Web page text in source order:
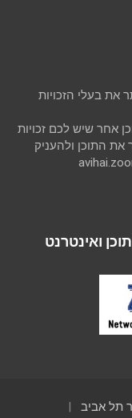
את בעלי הזכויות
אחר שיש לכם זכויות
את התוכן ולהעניק
תל אביב